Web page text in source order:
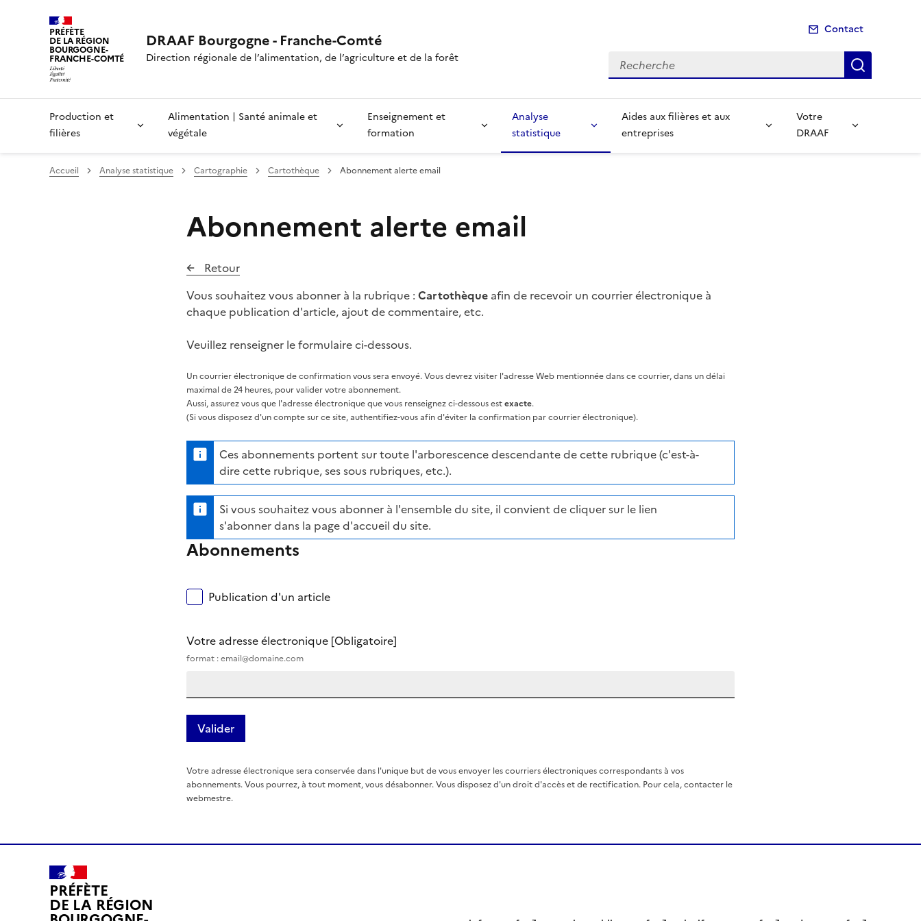
PRÉFÈTE
DE LA RÉGION
BOURGOGNE-
FRANCHE-COMTÉ
DRAAF Bourgogne - Franche-Comté
Direction régionale de l’alimentation, de l’agriculture et de la forêt
Contact
Recherche
Production et
filières
Alimentation | Santé animale et
végétale
Enseignement et
formation
Analyse
statistique
Aides aux filières et aux
entreprises
Votre
DRAAF
Accueil Analyse statistique Cartographie Cartothèque Abonnement alerte email
Abonnement alerte email
Retour
Vous souhaitez vous abonner à la rubrique : Cartothèque afin de recevoir un courrier électronique à
chaque publication d'article, ajout de commentaire, etc.
Veuillez renseigner le formulaire ci-dessous.
Un courrier électronique de confirmation vous sera envoyé. Vous devrez visiter l'adresse Web mentionnée dans ce courrier, dans un délai
maximal de 24 heures, pour valider votre abonnement.
Aussi, assurez vous que l'adresse électronique que vous renseignez ci-dessous estexacte.
(Si vous disposez d'un compte sur ce site, authentifiez-vous afin d'éviter la confirmation par courrier électronique).
Ces abonnements portent sur toute l'arborescence descendante de cette rubrique (c'est-à-
dire cette rubrique, ses sous rubriques, etc.).
Si vous souhaitez vous abonner à l'ensemble du site, il convient de cliquer sur le lien
s'abonner dans la page d'accueil du site.
Abonnements
Publication d'un article
Votre adresse électronique [Obligatoire]
format : email@domaine.com
Votre adresse électronique sera conservée dans l'unique but de vous envoyer les courriers électroniques correspondants à vos
abonnements. Vous pourrez, à tout moment, vous désabonner. Vous disposez d'un droit d'accès et de rectification. Pour cela, contacter le
webmestre.
PRÉFÈTE
DE LA RÉGION